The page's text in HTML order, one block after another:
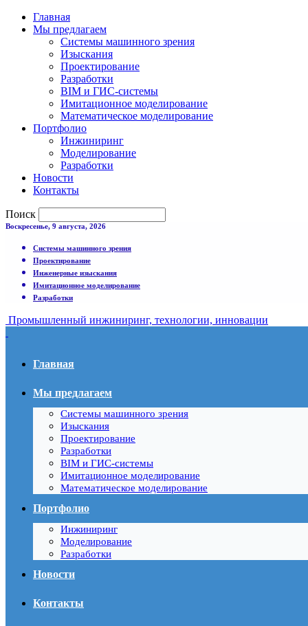
Главная
Мы предлагаем
Системы машинного зрения
Изыскания
Проектирование
Разработки
BIM и ГИС-системы
Имитационное моделирование
Математическое моделирование
Портфолио
Инжиниринг
Моделирование
Разработки
Новости
Контакты
Поиск
Воскресенье, 9 августа, 2026
Системы машинного зрения
Проектирование
Инженерные изыскания
Имитационное моделирование
Разработки
Промышленный инжиниринг, технологии, инновации
Главная
Мы предлагаем
Системы машинного зрения
Изыскания
Проектирование
Разработки
BIM и ГИС-системы
Имитационное моделирование
Математическое моделирование
Портфолио
Инжиниринг
Моделирование
Разработки
Новости
Контакты